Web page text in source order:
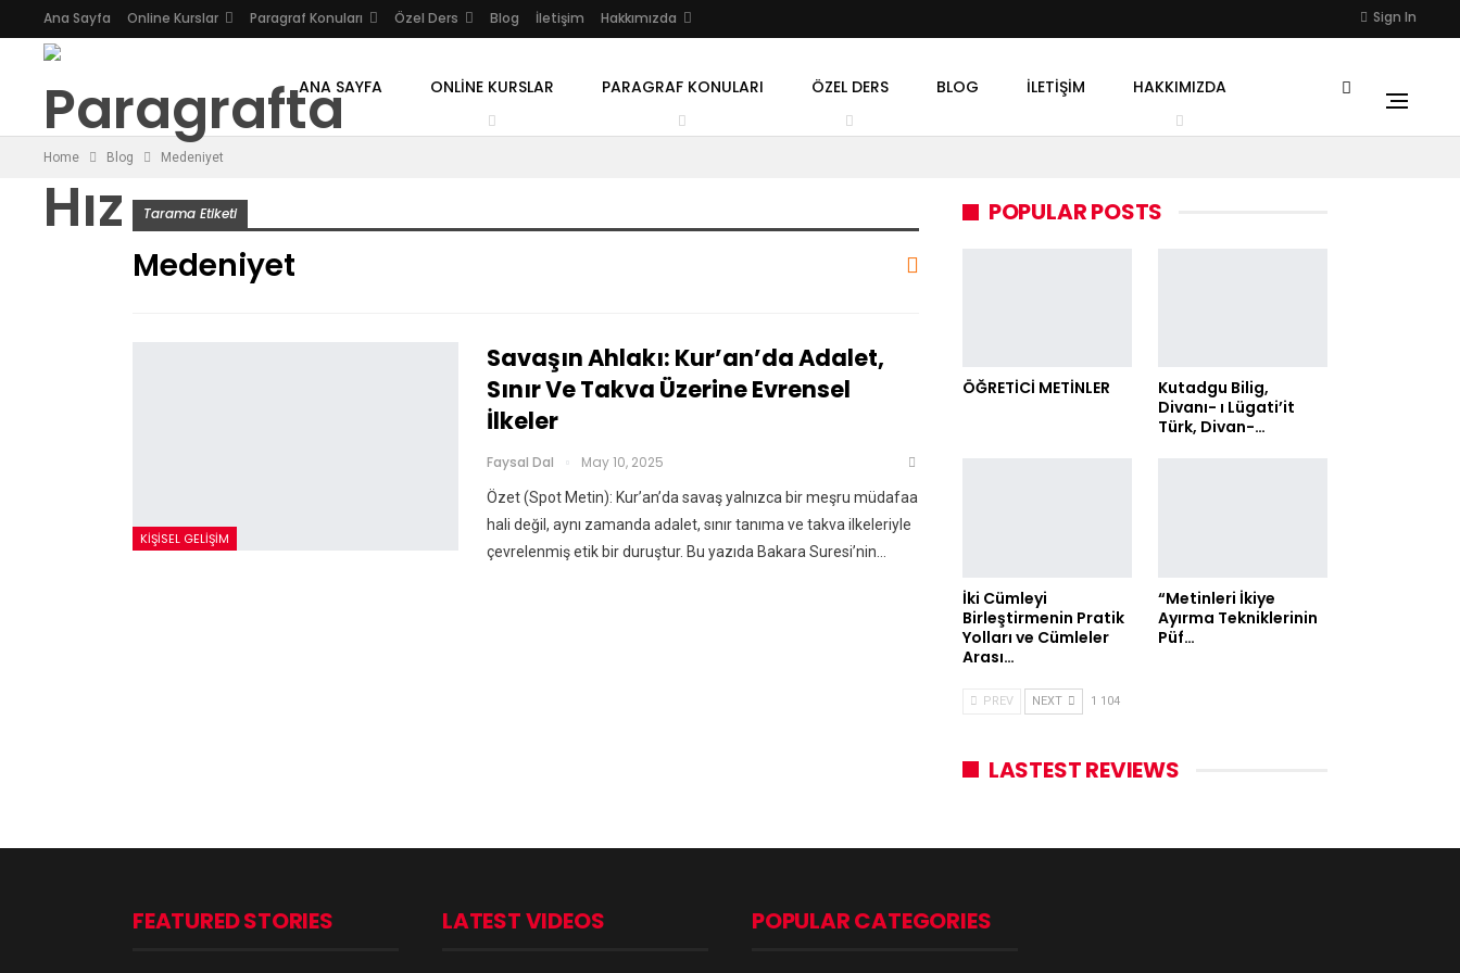
Sign In
Ana Sayfa Online Kurslar Paragraf Konuları Özel Ders Blog İletişim Hakkımızda
ANA SAYFA ONLINE KURSLAR PARAGRAF KONULARI ÖZEL DERS BLOG İLETIŞIM HAKKIMIZDA
Home Blog Medeniyet
Tarama Etiketi
Medeniyet
KIŞISEL GELIŞIM
Savaşın Ahlakı: Kur’an’da Adalet,
Sınır Ve Takva Üzerine Evrensel
İlkeler
Faysal Dal May 10, 2025
Özet (Spot Metin): Kur’an’da savaş yalnızca bir meşru müdafaa
hali değil, aynı zamanda adalet, sınır tanıma ve takva ilkeleriyle
çevrelenmiş etik bir duruştur. Bu yazıda Bakara Suresi’nin…
POPULAR POSTS
ÖĞRETİCİ METİNLER
Kutadgu Bilig,
Divanı- ı Lügati’it
Türk, Divan-…
İki Cümleyi
Birleştirmenin Pratik
Yolları ve Cümleler
Arası…
“Metinleri İkiye
Ayırma Tekniklerinin
Püf…
PREV NEXT 1 104
LASTEST REVIEWS
FEATURED STORIES LATEST VIDEOS POPULAR CATEGORIES